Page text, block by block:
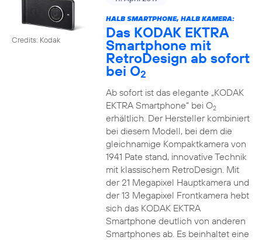
Credits: Kodak
HALB SMARTPHONE, HALB KAMERA:
Das KODAK EKTRA
Smartphone mit
RetroDesign ab sofort
bei O2
Ab sofort ist das elegante „KODAK
EKTRA Smartphone“ bei O2
erhältlich. Der Hersteller kombiniert
bei diesem Modell, bei dem die
gleichnamige Kompaktkamera von
1941 Pate stand, innovative Technik
mit klassischem RetroDesign. Mit
der 21 Megapixel Hauptkamera und
der 13 Megapixel Frontkamera hebt
sich das KODAK EKTRA
Smartphone deutlich von anderen
Smartphones ab. Es beinhaltet eine